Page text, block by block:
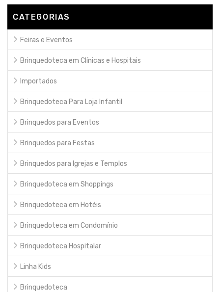
CATEGORIAS
Feiras e Eventos
Brinquedoteca em Clínicas e Hospitais
Importados
Brinquedoteca Para Loja Infantil
Brinquedos para Eventos
Brinquedos para Festas
Brinquedos para Igrejas e Templos
Brinquedoteca em Shoppings
Brinquedoteca em Hotéis
Brinquedoteca em Condomínio
Brinquedoteca Hospitalar
Linha Kids
Brinquedoteca